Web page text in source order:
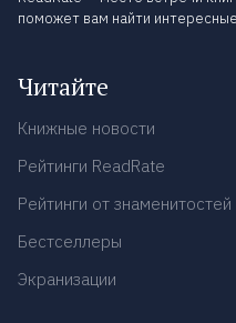
поможет вам найти
Читайте
Книжные новости
Рейтинги ReadRate
Рейтинги от знаменитостей
Бестселлеры
Экранизации